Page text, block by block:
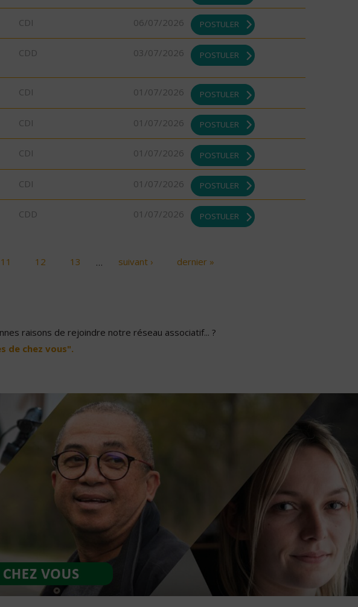
CDI 06/07/2026 POSTULER
CDD 03/07/2026 POSTULER
CDI 01/07/2026 POSTULER
CDI 01/07/2026 POSTULER
CDI 01/07/2026 POSTULER
CDI 01/07/2026 POSTULER
CDD 01/07/2026 POSTULER
11 12 13 … suivant › dernier »
raisons de rejoindre notre réseau associatif... ?
de chez vous".